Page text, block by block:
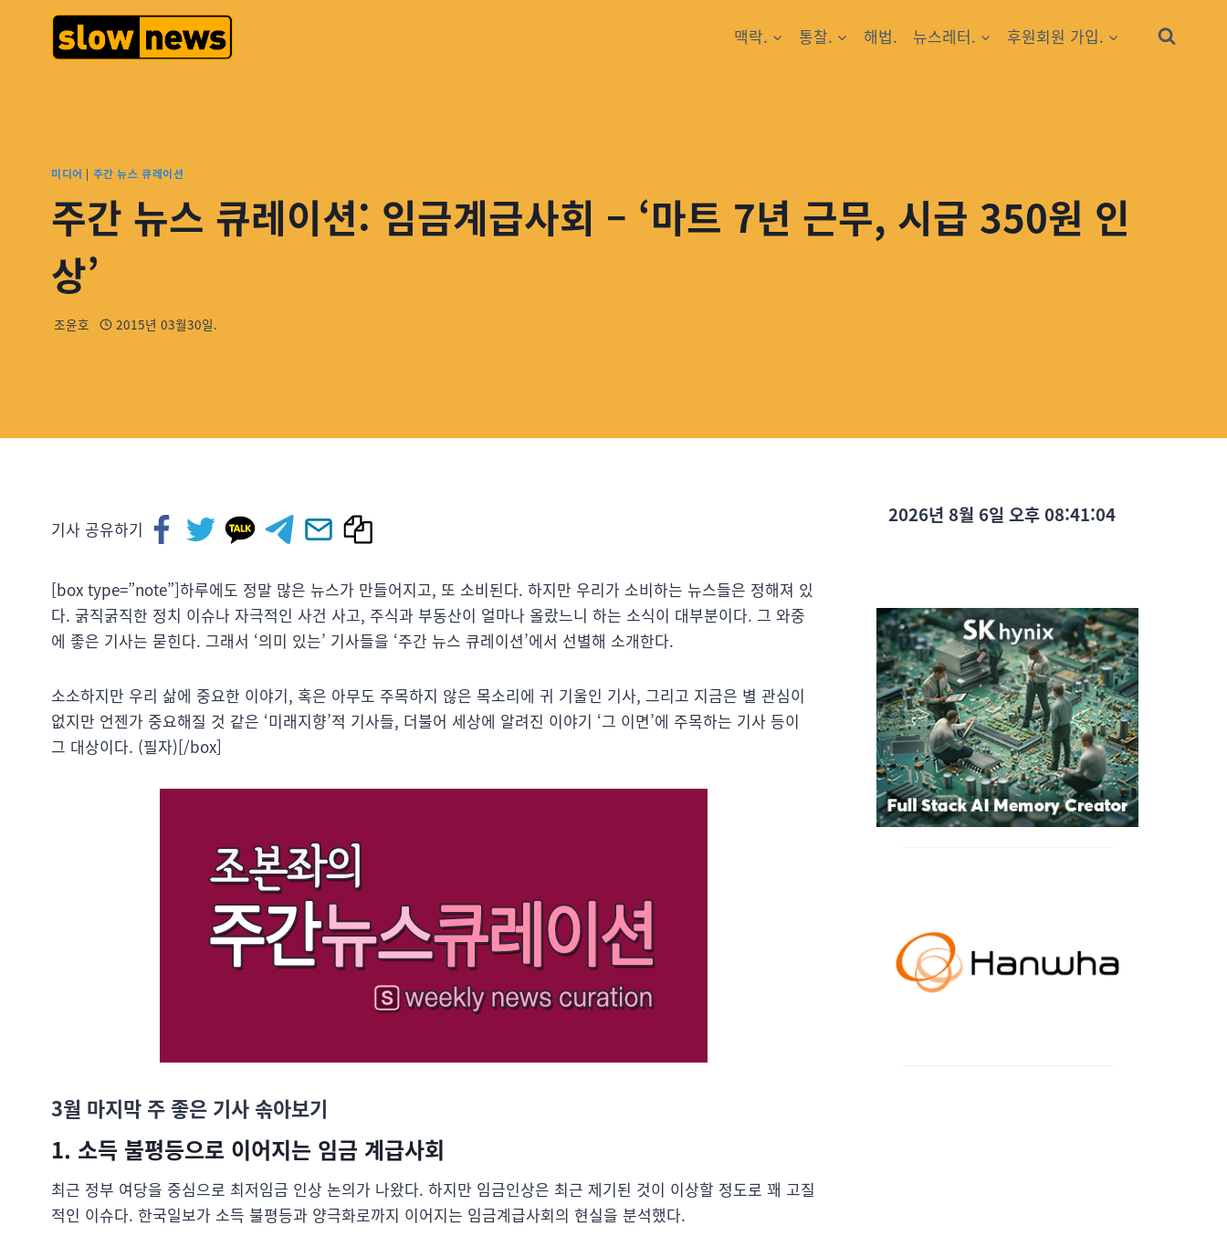
맥락. 통찰. 해법. 뉴스레터. 후원회원 가입.
미디어 | 주간 뉴스 큐레이션
주간 뉴스 큐레이션: 임금계급사회 – ‘마트 7년 근무, 시급 350원 인
상’
조윤호 2015년 03월30일.
기사 공유하기
[box type=”note”]하루에도 정말 많은 뉴스가 만들어지고, 또 소비된다. 하지만 우리가 소비하는 뉴스들은 정해져 있
다. 굵직굵직한 정치 이슈나 자극적인 사건 사고, 주식과 부동산이 얼마나 올랐느니 하는 소식이 대부분이다. 그 와중
에 좋은 기사는 묻힌다. 그래서 ‘의미 있는’ 기사들을 ‘주간 뉴스 큐레이션’에서 선별해 소개한다.
소소하지만 우리 삶에 중요한 이야기, 혹은 아무도 주목하지 않은 목소리에 귀 기울인 기사, 그리고 지금은 별 관심이
없지만 언젠가 중요해질 것 같은 ‘미래지향’적 기사들, 더불어 세상에 알려진 이야기 ‘그 이면’에 주목하는 기사 등이
그 대상이다. (필자)[/box]
3월 마지막 주 좋은 기사 솎아보기
1. 소득 불평등으로 이어지는 임금 계급사회
최근 정부 여당을 중심으로 최저임금 인상 논의가 나왔다. 하지만 임금인상은 최근 제기된 것이 이상할 정도로 꽤 고질
적인 이슈다. 한국일보가 소득 불평등과 양극화로까지 이어지는 임금계급사회의 현실을 분석했다.
2026년 8월 6일 오후 08:41:05